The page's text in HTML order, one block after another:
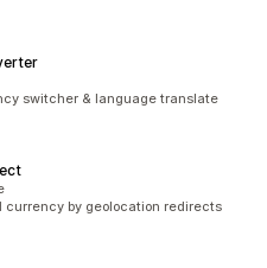
switcher & language translate
currency by geolocation redirects